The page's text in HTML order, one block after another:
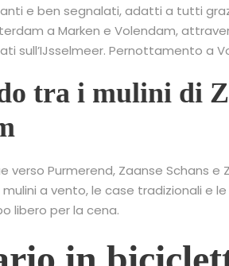
e ben segnalati, adatti a tutti
a Marken e Volendam,
sull’IJsselmeer. Pernottamento a
tra i mulini di
verso Purmerend, Zaanse Schans
a vento, le case tradizionali e
libero per la cena.